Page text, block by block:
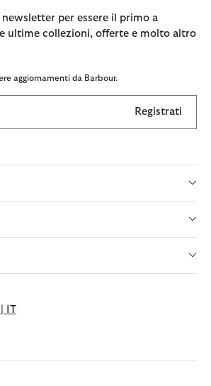
per essere il primo a
ultime collezioni, offerte e molto altro
aggiornamenti da Barbour.
Registrati
| IT